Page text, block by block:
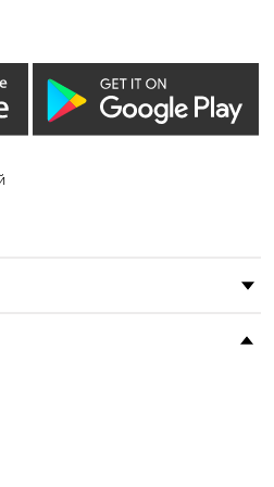
Запоріжжя